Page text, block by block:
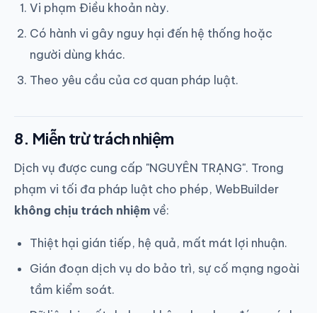
Vi phạm Điều khoản này.
Có hành vi gây nguy hại đến hệ thống hoặc
người dùng khác.
Theo yêu cầu của cơ quan pháp luật.
8. Miễn trừ trách nhiệm
Dịch vụ được cung cấp "NGUYÊN TRẠNG". Trong
phạm vi tối đa pháp luật cho phép, WebBuilder
không chịu trách nhiệm về:
Thiệt hại gián tiếp, hệ quả, mất mát lợi nhuận.
Gián đoạn dịch vụ do bảo trì, sự cố mạng ngoài
tầm kiểm soát.